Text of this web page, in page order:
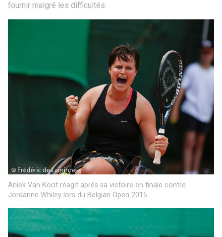
fournir malgré les difficultés.
Aniek Van Koot réagit après sa victoire en finale contre
Jordanne Whiley lors du Belgian Open 2015